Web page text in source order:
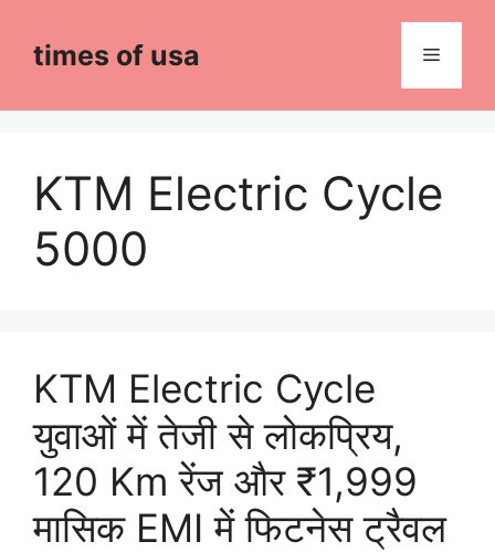
contenttimes of usa Menu
KTM Electric Cycle
5000
KTM Electric Cycle
युवाओं में तेजी से लोकप्रिय,
120 Km रेंज और ₹1,999
मासिक EMI में फिटनेस ट्रैवल